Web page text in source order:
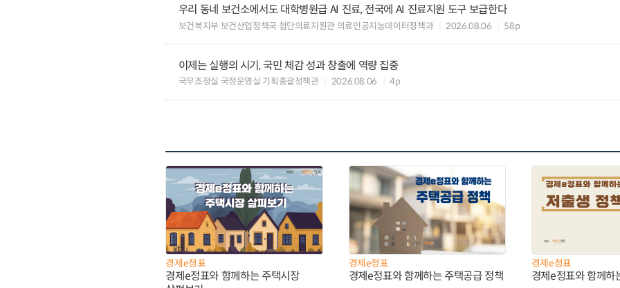
우리 동네 보건소에서도 대학병원급 AI 진료, 전국에 AI 진료지원 도구 보급한다
보건복지부 보건산업정책국 첨단의료지원관 의료인공지능데이터정책과 2026.08.06 58p
이제는 실행의 시기, 국민 체감 성과 창출에 역량 집중
국무조정실 국정운영실 기획총괄정책관 2026.08.06 4p
경제e정표
경제e정표와 함께하는 주택시장
경제e정표
경제e정표와 함께하는 주택공급 정책
경제e정표
경제e정표와 함께하